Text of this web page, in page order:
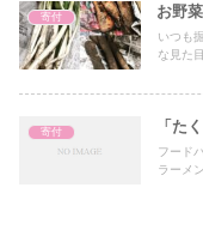
寄付 お野
いつも
な見た
寄付 「た
フード
ラーメ